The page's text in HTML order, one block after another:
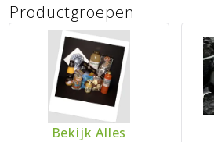
Productgroepen
Bekijk Alles